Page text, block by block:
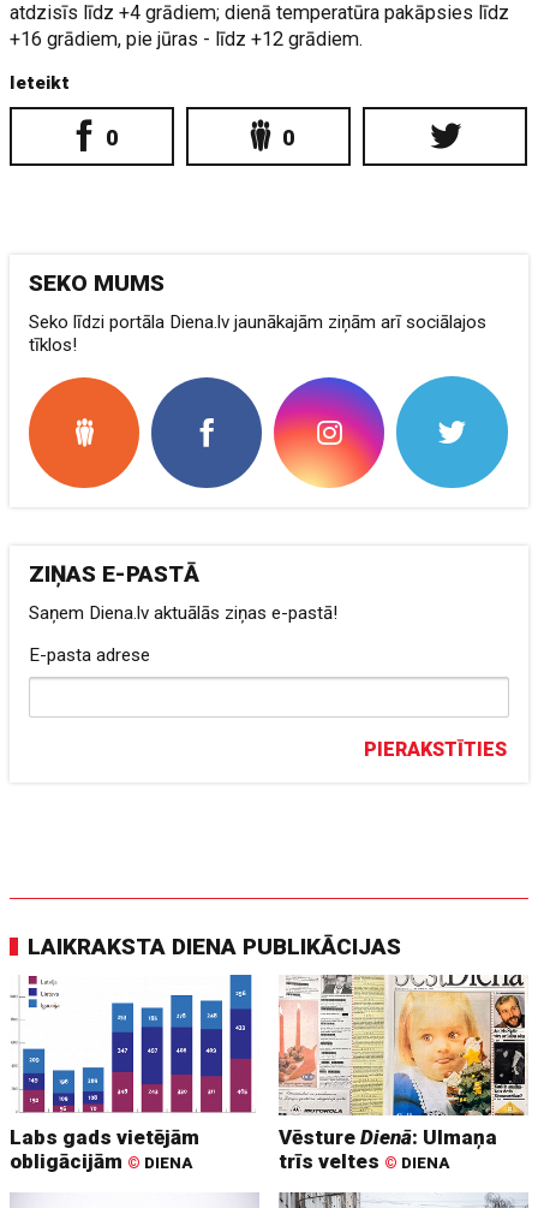
atdzisīs līdz +4 grādiem; dienā temperatūra pakāpsies līdz
+16 grādiem, pie jūras - līdz +12 grādiem.
Ieteikt
0 0
SEKO MUMS
Seko līdzi portāla Diena.lv jaunākajām ziņām arī sociālajos
tīklos!
ZIŅAS E-PASTĀ
Saņem Diena.lv aktuālās ziņas e-pastā!
E-pasta adrese
PIERAKSTĪTIES
LAIKRAKSTA DIENA PUBLIKĀCIJAS
Labs gads vietējām
obligācijām © DIENA
VēstureDienā: Ulmaņa
trīs veltes © DIENA